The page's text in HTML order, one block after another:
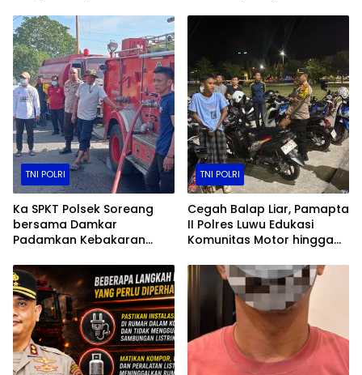
TNI POLRI
Ka SPKT Polsek Soreang
bersama Damkar
Padamkan Kebakaran
TNI POLRI
Cegah Balap Liar, Pamapta
II Polres Luwu Edukasi
Komunitas Motor hingga